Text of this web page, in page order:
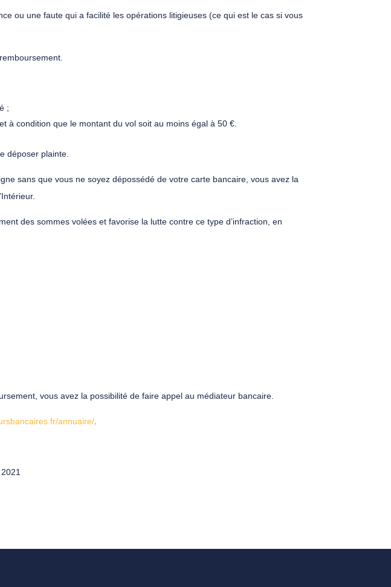
ou une faute qui a facilité les opérations litigieuses (ce qui est le cas si vous
;
à condition que le montant du vol soit au moins égal à 50 €.
déposer plainte.
sans que vous ne soyez dépossédé de votre carte bancaire, vous avez la
des sommes volées et favorise la lutte contre ce type d’infraction, en
vous avez la possibilité de faire appel au médiateur bancaire.
annuaire/